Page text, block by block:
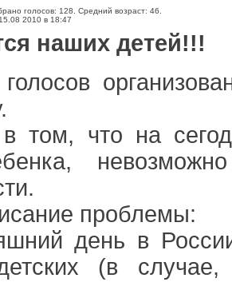
голосов: 128. Средний возраст: 46.
2010 в 18:47
наших детей!!!
том, что на
проблемы:
день в
(в